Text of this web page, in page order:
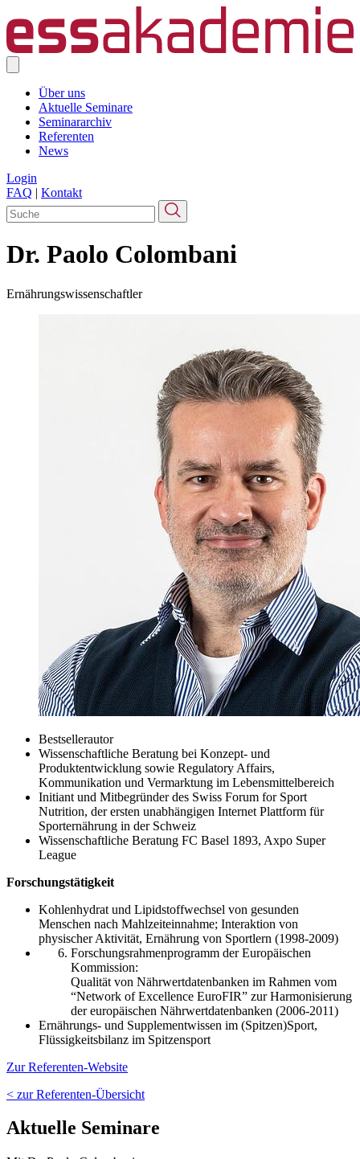
Über uns
Aktuelle Seminare
Seminararchiv
Referenten
News
Login
FAQ | Kontakt
Dr. Paolo Colombani
Ernährungswissenschaftler
Bestsellerautor
Wissenschaftliche Beratung bei Konzept- und
Produktentwicklung sowie Regulatory Affairs,
Kommunikation und Vermarktung im Lebensmittelbereich
Initiant und Mitbegründer des Swiss Forum for Sport
Nutrition, der ersten unabhängigen Internet Plattform für
Sporternährung in der Schweiz
Wissenschaftliche Beratung FC Basel 1893, Axpo Super
League
Forschungstätigkeit
Kohlenhydrat und Lipidstoffwechsel von gesunden
Menschen nach Mahlzeiteinnahme; Interaktion von
physischer Aktivität, Ernährung von Sportlern (1998-2009)
Forschungsrahmenprogramm der Europäischen
Kommission:
Qualität von Nährwertdatenbanken im Rahmen vom
“Network of Excellence EuroFIR” zur Harmonisierung
der europäischen Nährwertdatenbanken (2006-2011)
Ernährungs- und Supplementwissen im (Spitzen)Sport,
Flüssigkeitsbilanz im Spitzensport
Zur Referenten-Website
< zur Referenten-Übersicht
Aktuelle Seminare